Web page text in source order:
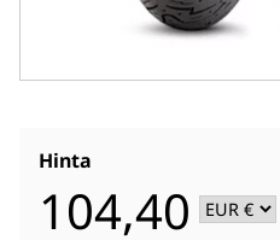
Hinta
104,40